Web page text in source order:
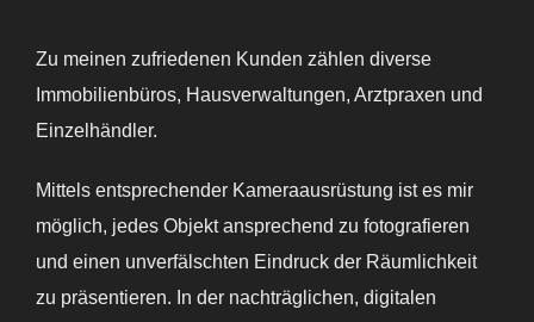
Zu meinen zufriedenen Kunden zählen diverse
Immobilienbüros, Hausverwaltungen, Arztpraxen und
Einzelhändler.
Mittels entsprechender Kameraausrüstung ist es mir
möglich, jedes Objekt ansprechend zu fotografieren
und einen unverfälschten Eindruck der Räumlichkeit
zu präsentieren. In der nachträglichen, digitalen